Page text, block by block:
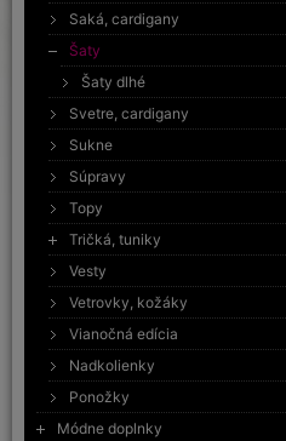
Saká, cardigany
Šaty
Šaty dlhé
Svetre, cardigany
Sukne
Súpravy
Topy
Tričká, tuniky
Vesty
Vetrovky, kožáky
Vianočná edícia
Nadkolienky
Ponožky
Módne doplnky